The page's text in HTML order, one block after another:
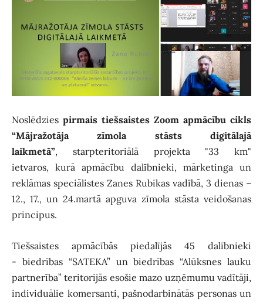
Noslēdzies pirmais tiešsaistes Zoom apmācību cikls
“Mājražotāja zīmola stāsts digitālajā
laikmetā”, starpteritoriālā projekta "33 km"
ietvaros, kurā apmācību dalībnieki, mārketinga un
reklāmas speciālistes Zanes Rubikas vadībā, 3 dienas –
12., 17., un 24.martā apguva zīmola stāsta veidošanas
principus.
Tiešsaistes apmācībās piedalījās 45 dalībnieki
- biedrības “SATEKA” un biedrības “Alūksnes lauku
partnerība” teritorijās esošie mazo uzņēmumu vadītāji,
individuālie komersanti, pašnodarbinātās personas un